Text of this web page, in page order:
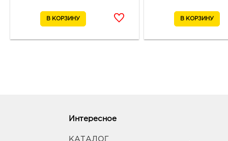
Интересное
КАТАЛОГ